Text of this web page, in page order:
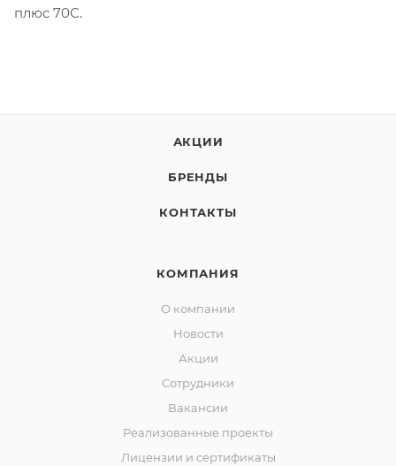
плюс 70С.
АКЦИИ
БРЕНДЫ
КОНТАКТЫ
КОМПАНИЯ
О компании
Новости
Акции
Сотрудники
Вакансии
Реализованные проекты
Лицензии и сертификаты